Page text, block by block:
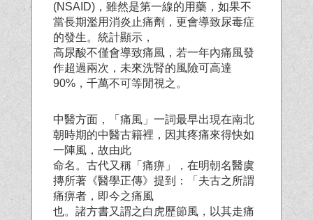
(NSAID)，雖然是第一線的用藥，如果不
當長期濫用消炎止痛劑，更會導致尿毒症
的發生。統計顯示，
高尿酸不僅會導致痛風，若一年內痛風發
作超過兩次，未來洗腎的風險可高達
90%，千萬不可等閒視之。
中醫方面，「痛風」一詞最早出現在南北
朝時期的中醫古籍裡，因其疼痛來得快如
一陣風，故由此
命名。古代又稱「痛痹」，在明朝名醫虞
摶所著《醫學正傳》提到：「夫古之所謂
痛痹者，即今之痛風
也。諸方書又謂之白虎歷節風，以其走痛